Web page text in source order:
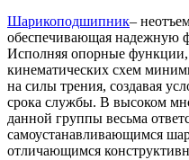
Шарикоподшипник–
обеспечивающая надежную
Исполняя опорные
кинематических схем
на силы трения, создавая
срока службы. В высоком
данной группы весьма
самоустанавливающимся
отличающимся